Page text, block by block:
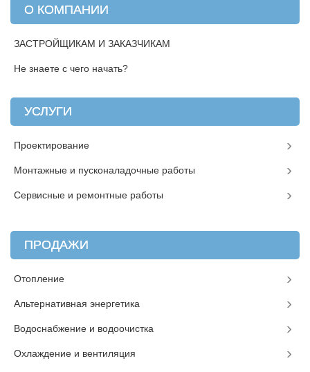
О КОМПАНИИ
ЗАСТРОЙЩИКАМ И ЗАКАЗЧИКАМ
Не знаете с чего начать?
УСЛУГИ
Проектирование
Монтажные и пусконаладочные работы
Сервисные и ремонтные работы
ПРОДАЖИ
Отопление
Альтернативная энергетика
Водоснабжение и водоочистка
Охлаждение и вентиляция